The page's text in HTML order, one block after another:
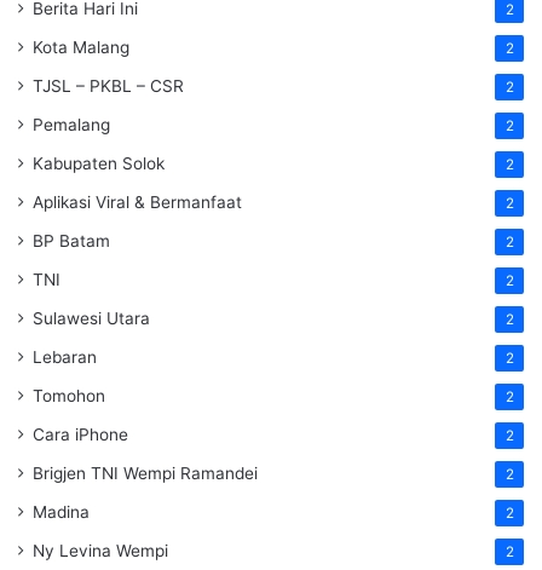
Berita Hari Ini 2
Kota Malang 2
TJSL – PKBL – CSR 2
Pemalang 2
Kabupaten Solok 2
Aplikasi Viral & Bermanfaat 2
BP Batam 2
TNI 2
Sulawesi Utara 2
Lebaran 2
Tomohon 2
Cara iPhone 2
Brigjen TNI Wempi Ramandei 2
Madina 2
Ny Levina Wempi 2